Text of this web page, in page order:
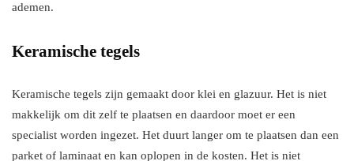
ademen.
Keramische tegels
Keramische tegels zijn gemaakt door klei en glazuur. Het is niet
makkelijk om dit zelf te plaatsen en daardoor moet er een
specialist worden ingezet. Het duurt langer om te plaatsen dan een
parket of laminaat en kan oplopen in de kosten. Het is niet